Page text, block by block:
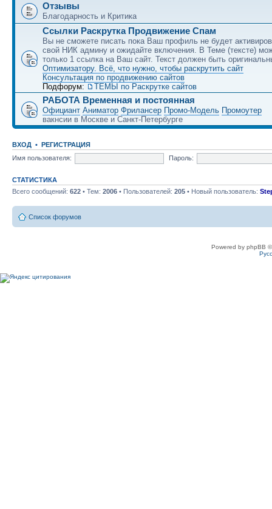
Отзывы
Благодарность и Критика
Ссылки Раскрутка Продвижение Спам
Вы не сможете писать пока Ваш профиль не будет
свой НИК админу и ожидайте включения. В Теме (тексте)
только 1 ссылка на Ваш сайт. Текст должен быть
Оптимизатору. Всё, что нужно, чтобы раскрутить сайт
Консультация по продвижению сайтов
Подфорум:
ТЕМЫ по Раскрутке сайтов
РАБОТА Временная и постоянная
Официант Аниматор Фрилансер Промо-Модель Промоутер
вакнсии в Москве и Санкт-Петербурге
ВХОД • РЕГИСТРАЦИЯ
Имя пользователя:
Пароль:
СТАТИСТИКА
Всего сообщений: 622 • Тем: 2006 • Пользователей: 205 • Новый пользователь:
Список форумов
Powered by phpBB